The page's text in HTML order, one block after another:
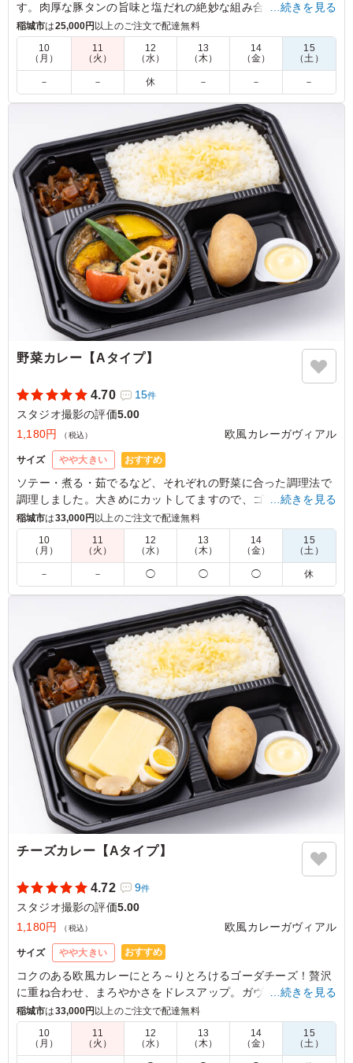
す。肉厚な豚タンの旨味と塩だれの絶妙な組み合わせで、一度
食べたら忘れられない深みのある味わい。色鮮やかな人参ナム
ルやほうれん草ナムルも添えてあり、見た目にも美味しさを感
じます。ロケやイベントでのランチにぴったりです。
5.0
さすが焼肉屋さん、豚タンの質が良いです。絶妙な厚みで
絶品。ネギ塩だれがガツンと効きつつも後味は爽やかで、
箸が止まらなくなります。スタミナをつけたい時や、お酒
のおつまみにも合いそうな味わい。
ご利用シーン： ロケ・撮影 › スタジオ撮影
東京都世田谷区野沢2026/06/15
…続きを見る
稲城市は25,000円 以上のご注文で配達無料
10
（月）
11
（火）
12
（水）
13
（木）
14
（金）
15
（土）
－ － 休 － － －
野菜カレー【Aタイプ】
4.70 15件
スタジオ撮影の評価5.00
1,180円
（税込） 欧風カレーガヴィアル
サイズ やや大きい おすすめ
ソテー・煮る・茹でるなど、それぞれの野菜に合った調理法で
調理しました。大きめにカットしてますので、ゴロゴロした食
感をお楽しみいただけます。(季節によって野菜の内容は異なり
ます。)
大きくカットされた野菜は彩りが良く、非常に魅力的で人
気のメニューでした。丸ごと入ったジャガイモも箸休めに
ちょうど良く、大変満足しております。温かい状態でいた
だくことができればより一層良かったなぁと思いました。
ご利用シーン：ロケ・撮影›スタジオ撮影
東京都墨田区本所2025/12/19
…続きを見る
稲城市は33,000円 以上のご注文で配達無料
10
（月）
11
（火）
12
（水）
13
（木）
14
（金）
15
（土）
－ － ◯ ◯ ◯ 休
チーズカレー【Aタイプ】
4.72 9件
スタジオ撮影の評価5.00
1,180円
（税込） 欧風カレーガヴィアル
サイズ やや大きい おすすめ
コクのある欧風カレーにとろ～りとろけるゴーダチーズ！贅沢
に重ね合わせ、まろやかさをドレスアップ。ガヴィアル人気メ
ニューの一つで、チーズ好きなあなたにピッタリです。
5.0
…続きを見る
稲城市は33,000円以上のご注文で配達無料
10
（月）
11
（火）
12
（水）
13
（木）
14
（金）
15
（土）